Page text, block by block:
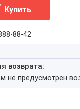
Купить
88-42
не предусмотрен